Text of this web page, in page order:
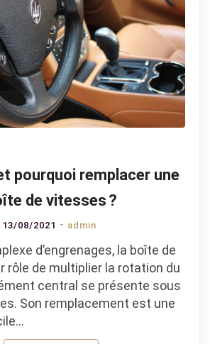
pourquoi remplacer une
de vitesses ?
13/08/2021 admin
d’engrenages, la boîte de
rôle de multiplier la rotation du
central se présente sous
Son remplacement est une